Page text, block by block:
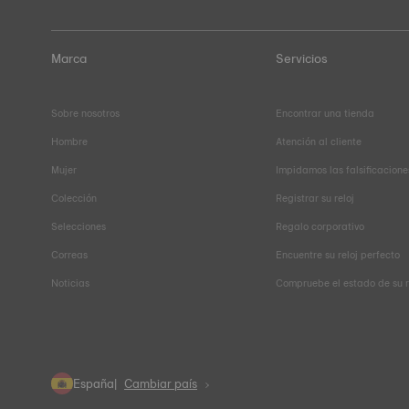
Marca
Sobre nosotros
Hombre
Mujer
Colección
Selecciones
Correas
Noticias
Servicios
Encontrar una tienda
Atención al cliente
Impidamos las
Registrar su reloj
Regalo corporativo
Encuentre su reloj perfecto
Compruebe el estado de su
España Cambiar país